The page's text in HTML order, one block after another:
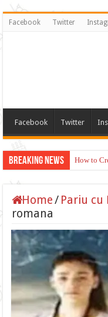
Facebook Twitter
Facebook Twitter
Breaking News How to
Home/ Pariu cu
romana